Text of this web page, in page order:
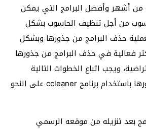
يعتبر برنامج ccleaner من أشهر وأفضل البرامج التي يمكن
من أجل تنظيف الحاسوب بشكل
حذف البرامج من جذورها وبشكل
فعالية في حذف البرامج من جذورها
ويجب اتباع الخطوات التالية
لحذف البرامج من جذورها باستخدام برنامج ccleaner على النحو
بعد تنزيله من موقعه الرسمي